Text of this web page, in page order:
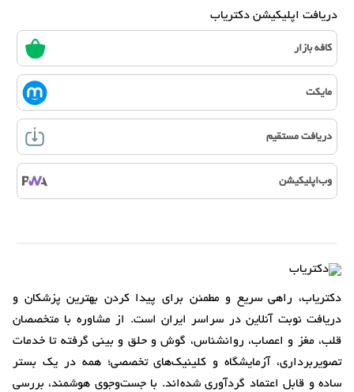
دریافت اپلیکیشن دکتریاب
کافه بازار
مایکت
دریافت مستقیم
وب‌اپلیکیشن
دکتریاب، راهی سریع و مطمئن برای پیدا کردن بهترین پزشکان و
دریافت نوبت آنلاین در سراسر ایران است. از مشاوره با متخصصان
قلب، مغز و اعصاب، روانشناس، گوش و حلق و بینی گرفته تا خدمات
تصویربرداری، آزمایشگاه و کلینیک‌های تخصصی؛ همه در یک بستر
ساده و قابل اعتماد گردآوری شده‌اند. با جست‌وجوی هوشمند، بررسی